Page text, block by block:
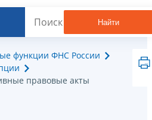
Найти
функции ФНС России
правовые акты